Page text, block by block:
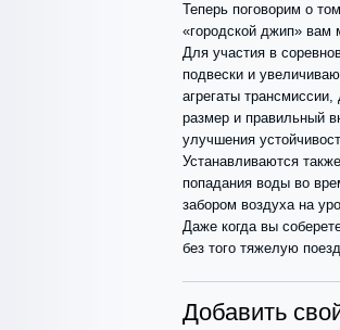
Теперь поговорим о
«городской джип» вам
Для участия в
подвески и
агрегаты
размер и правильный
улучшения
Устанавливаются
попадания воды во
забором воздуха на
Даже когда вы
без того тяжелую
Добавить